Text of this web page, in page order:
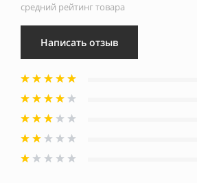
средний рейтинг товара
Написать отзыв